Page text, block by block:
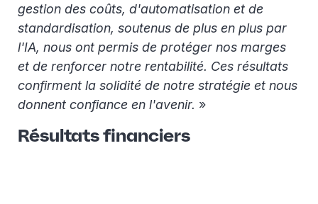
gestion des coûts, d'automatisation et de
standardisation, soutenus de plus en plus par
l'IA, nous ont permis de protéger nos marges
et de renforcer notre rentabilité. Ces résultats
confirment la solidité de notre stratégie et nous
donnent confiance en l'avenir. »
Résultats financiers